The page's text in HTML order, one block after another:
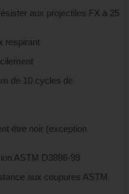
aux projectiles FX à 25
respirant
de 10 cycles de
être noir (exception
ASTM D3886-99
aux coupures ASTM